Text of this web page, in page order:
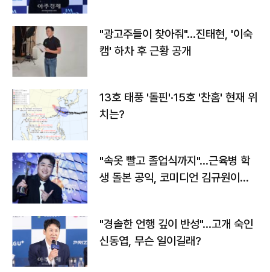
"광고주들이 찾아줘"…진태현, '이숙
캠' 하차 후 근황 공개
13호 태풍 '돌핀'·15호 '찬홈' 현재 위
치는?
"속옷 빨고 졸업식까지"…근육병 학
생 돌본 공익, 코미디언 김규원이었
"경솔한 언행 깊이 반성"…고개 숙인
신동엽, 무슨 일이길래?